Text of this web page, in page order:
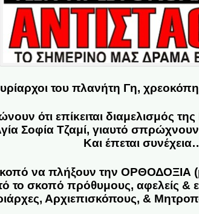
του πλανήτη Γη,
ότι επίκειται διαμελισμός
Σοφία Τζαμί, γιαυτό
Και έπεται
να πλήξουν την ΟΡΘΟΔΟΞΙΑ
το σκοπό πρόθυμους, αφελείς &
Αρχιεπισκόπους, &